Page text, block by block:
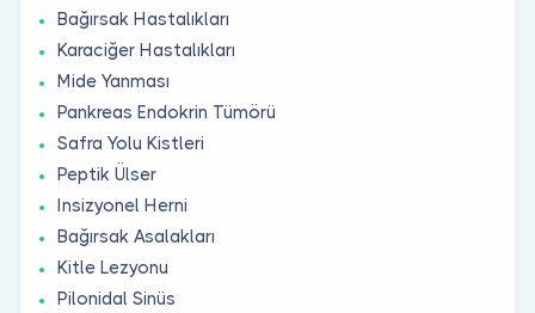
Bağırsak Hastalıkları
Karaciğer Hastalıkları
Mide Yanması
Pankreas Endokrin Tümörü
Safra Yolu Kistleri
Peptik Ülser
Insizyonel Herni
Bağırsak Asalakları
Kitle Lezyonu
Pilonidal Sinüs